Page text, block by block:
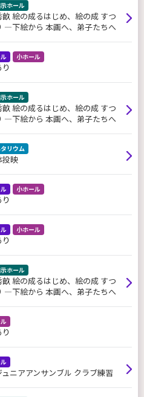
ホール
絵の成るはじめ、絵の成 すつ
―下絵から 本画へ、弟子たちへ
小ホール
ホール
絵の成るはじめ、絵の成 すつ
―下絵から 本画へ、弟子たちへ
リウム
映
小ホール
小ホール
ホール
絵の成るはじめ、絵の成 すつ
―下絵から 本画へ、弟子たちへ
ニアアンサンブル クラブ練習